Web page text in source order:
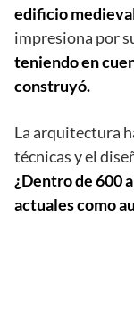
edificio
impresiona por
teniendo en
construyó.
La arquitectura
técnicas y el
¿Dentro de 600
actuales como